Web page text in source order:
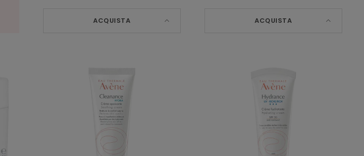
ACQUISTA ACQUISTA
Lenitiva
RICCA
Crema
Idratante
(fino
a
scorte)